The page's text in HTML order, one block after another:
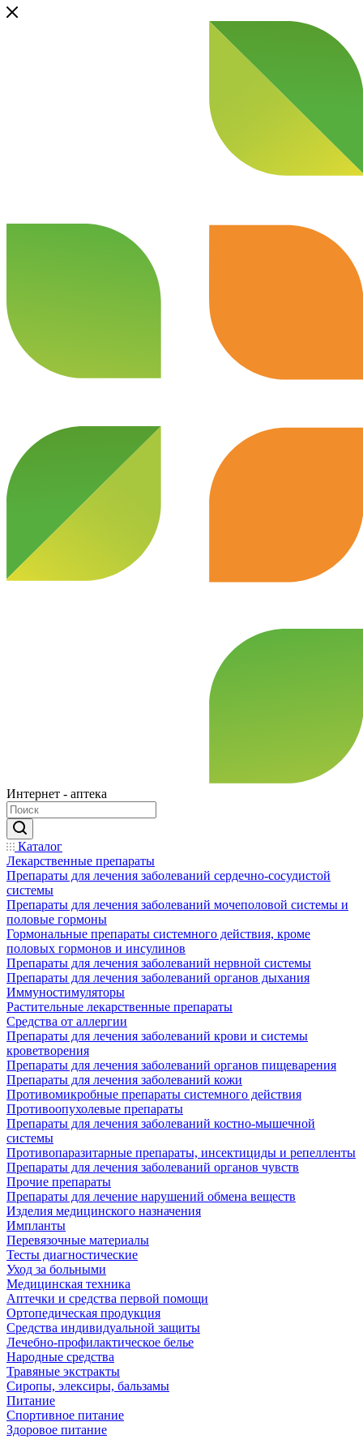
Интернет - аптека
Каталог
Лекарственные препараты
Препараты для лечения заболеваний сердечно-сосудистой
системы
Препараты для лечения заболеваний мочеполовой системы и
половые гормоны
Гормональные препараты системного действия, кроме
половых гормонов и инсулинов
Препараты для лечения заболеваний нервной системы
Препараты для лечения заболеваний органов дыхания
Иммуностимуляторы
Растительные лекарственные препараты
Средства от аллергии
Препараты для лечения заболеваний крови и системы
кроветворения
Препараты для лечения заболеваний органов пищеварения
Препараты для лечения заболеваний кожи
Противомикробные препараты системного действия
Противоопухолевые препараты
Препараты для лечения заболеваний костно-мышечной
системы
Противопаразитарные препараты, инсектициды и репелленты
Препараты для лечения заболеваний органов чувств
Прочие препараты
Препараты для лечение нарушений обмена веществ
Изделия медицинского назначения
Импланты
Перевязочные материалы
Тесты диагностические
Уход за больными
Медицинская техника
Аптечки и средства первой помощи
Ортопедическая продукция
Средства индивидуальной защиты
Лечебно-профилактическое белье
Народные средства
Травяные экстракты
Сиропы, элексиры, бальзамы
Питание
Спортивное питание
Здоровое питание